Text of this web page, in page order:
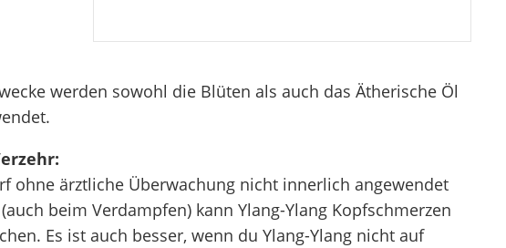
werden sowohl die Blüten als auch das Ätherische Öl
ohne ärztliche Überwachung nicht innerlich angewendet
beim Verdampfen) kann Ylang-Ylang Kopfschmerzen
Es ist auch besser, wenn du Ylang-Ylang nicht auf